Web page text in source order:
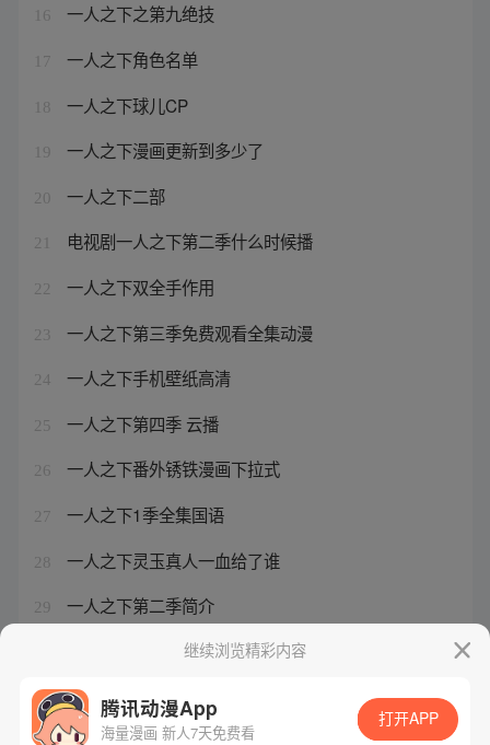
16 一人之下之第九绝技
17 一人之下角色名单
18 一人之下球儿CP
19 一人之下漫画更新到多少了
20 一人之下二部
21 电视剧一人之下第二季什么时候播
22 一人之下双全手作用
23 一人之下第三季免费观看全集动漫
24 一人之下手机壁纸高清
25 一人之下第四季 云播
26 一人之下番外锈铁漫画下拉式
27 一人之下1季全集国语
28 一人之下灵玉真人一血给了谁
29 一人之下第二季简介
一人之下番外锈铁免费继续浏览精彩内容
腾讯动漫App
海量漫画 新人7天免费看
打开APP